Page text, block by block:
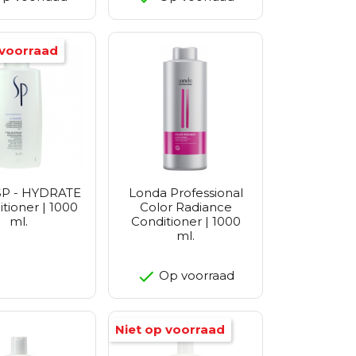
- HYDRATE
| 1000
ml.
Londa Professional
Color Radiance
Conditioner | 1000
ml.
Op voorraad
Niet op voorraad